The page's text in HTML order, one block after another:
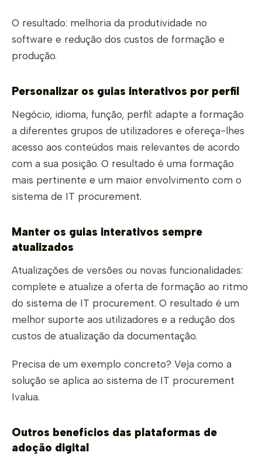
O resultado: melhoria da produtividade no
software e redução dos custos de formação e
produção.
Personalizar os guias interativos por perfil
Negócio, idioma, função, perfil: adapte a formação
a diferentes grupos de utilizadores e ofereça-lhes
acesso aos conteúdos mais relevantes de acordo
com a sua posição. O resultado é uma formação
mais pertinente e um maior envolvimento com o
sistema de IT procurement.
Manter os guias interativos sempre
atualizados
Atualizações de versões ou novas funcionalidades:
complete e atualize a oferta de formação ao ritmo
do sistema de IT procurement. O resultado é um
melhor suporte aos utilizadores e a redução dos
custos de atualização da documentação.
Precisa de um exemplo concreto? Veja como a
solução se aplica ao sistema de IT procurement
Ivalua.
Outros benefícios das plataformas de
adoção digital